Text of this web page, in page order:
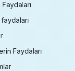
Faydaları